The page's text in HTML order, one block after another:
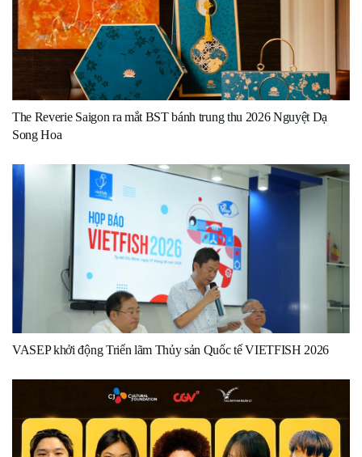
The Reverie Saigon ra mắt BST bánh trung thu 2026 Nguyệt Dạ
Song Hoa
VASEP khởi động Triển lãm Thủy sản Quốc tế VIETFISH 2026